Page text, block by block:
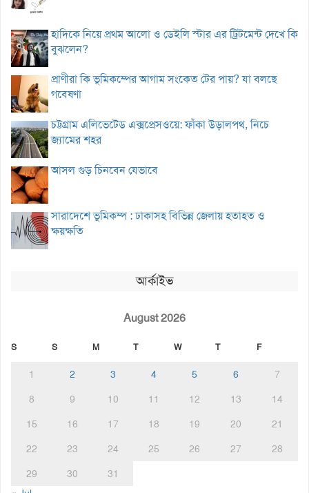
হাদিকে নিয়ে প্রথম আলো ও ডেইলি স্টার এর ট্রিটমেন্ট দেখে কি
বুঝলেন?
প্রাণীরা কি ভূমিকম্পের আগাম সংকেত টের পায়? যা বলছে
গবেষণা
চট্টগ্রাম এলিভেটেড এক্সপ্রেসওয়ে: ফাঁকা উড়ালপথ, নিচে
জ্যামের শহর
আসল গুড় চিনবেন যেভাবে
সারাদেশে ভূমিকম্প : ঢাকাসহ বিভিন্ন জেলায় হতাহত ও
ক্ষয়ক্ষতি
আর্কাইভ
August 2026
S S M T W T F
1 2 3 4 5 6
7
8
9 10 11 12 13
14
15
16 17 18 19 20
21
22
23 24 25 26 27
28
29
30
31